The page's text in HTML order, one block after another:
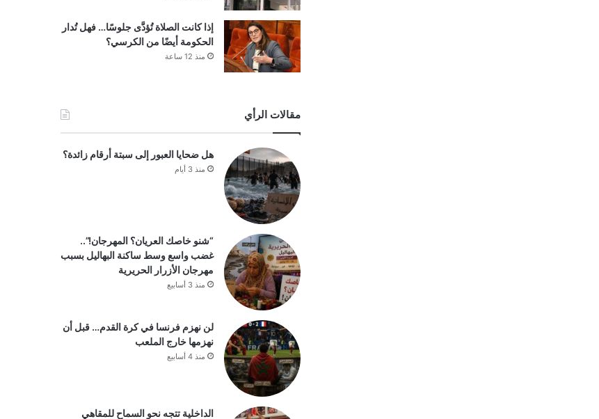
إذا كانت الصلاة تُؤدَّى جلوسًا… فهل تُدار
الحكومة أيضًا من الكرسي؟
منذ 12 ساعة
مقالات الرأي
هل ضحايا العبور إلى سبتة أرقام زائدة؟
منذ 3 أيام
“شنو خاصك العريان؟ المهرجان!”..
غضب واسع وسط ساكنة البهاليل بسبب
مهرجان الأزرار الحريرية
منذ 3 أسابيع
لن نهزم فرنسا في كرة القدم… قبل أن
نهزمها خارج الملعب
منذ 4 أسابيع
الداخلية تتجه نحو السماح للمقاهي